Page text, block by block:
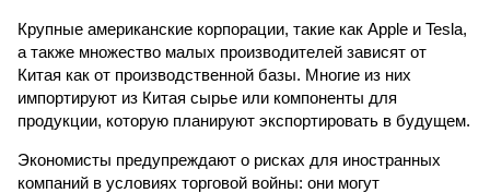
Крупные американские корпорации, такие как Apple и Tesla,
а также множество малых производителей зависят от
Китая как от производственной базы. Многие из них
импортируют из Китая сырье или компоненты для
продукции, которую планируют экспортировать в будущем.
Экономисты предупреждают о рисках для иностранных
компаний в условиях торговой войны: они могут